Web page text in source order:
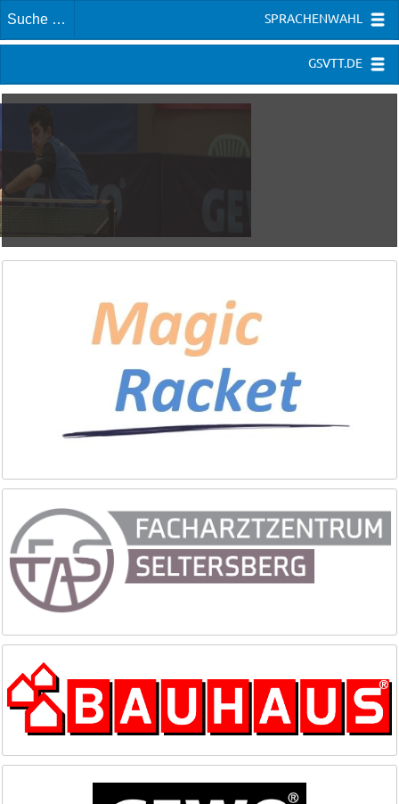
SPRACHENWAHL
GSVTT.DE